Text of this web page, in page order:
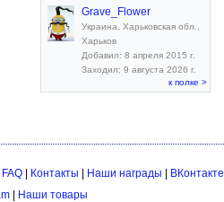
Grave_Flower
Украина, Харьковская обл.,
Харьков
Добавил: 8 апреля 2015 г.
Заходил: 9 августа 2026 г.
к полке >
FAQ| Контакты Наши награды
ВКонтакте
Наши товары